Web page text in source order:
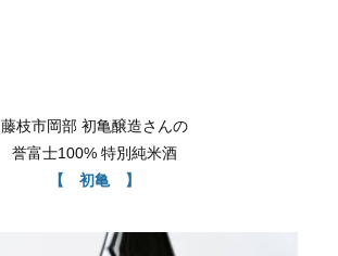
藤枝市岡部 初亀醸造さんの
誉富士100% 特別純米酒
【 初亀 】